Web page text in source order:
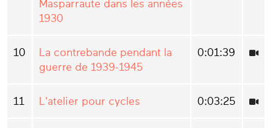
Masparraute dans les années
1930
10
La contrebande pendant la
guerre de 1939-1945
0:01:39
11 L'atelier pour cycles 0:03:25